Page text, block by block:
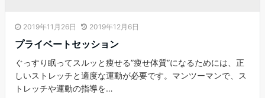
2019年11月26日 2019年12月6日
プライベートセッション
ぐっすり眠ってスルッと痩せる”痩せ体質”になるためには、正
しいストレッチと適度な運動が必要です。マンツーマンで、ス
トレッチや運動の指導を…